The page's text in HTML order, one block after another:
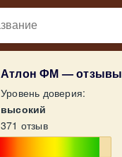
Атлон ФМ — отзывы
Уровень доверия:
высокий
371 отзыв